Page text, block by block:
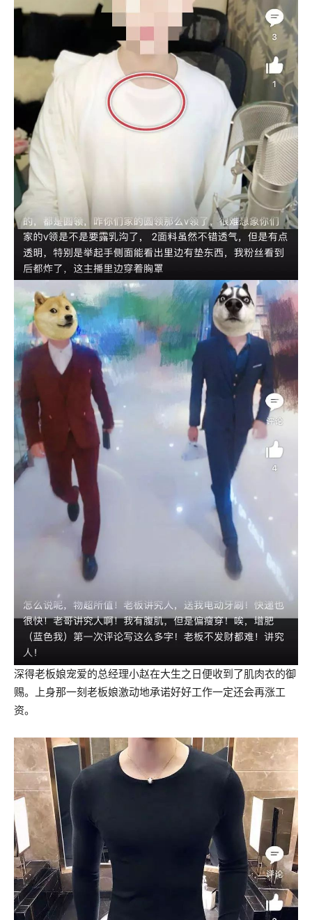
深得老板娘宠爱的总经理小赵在大生之日便收到了肌肉衣的御
赐。上身那一刻老板娘激动地承诺好好工作一定还会再涨工
资。